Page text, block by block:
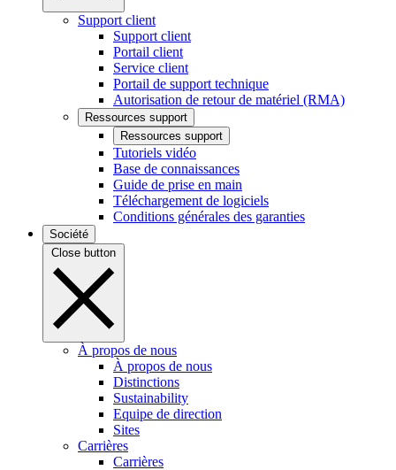
Support client
Support client
Portail client
Service client
Portail de support technique
Autorisation de retour de matériel (RMA)
Ressources support
Ressources support
Tutoriels vidéo
Base de connaissances
Guide de prise en main
Téléchargement de logiciels
Conditions générales des garanties
Société
Close button
À propos de nous
À propos de nous
Distinctions
Sustainability
Equipe de direction
Sites
Carrières
Carrières